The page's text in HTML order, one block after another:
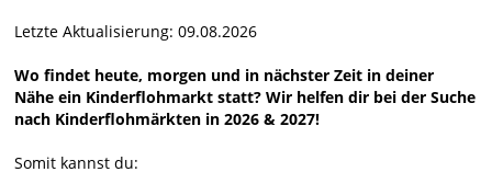
Letzte Aktualisierung: 09.08.2026
Wo findet heute, morgen und in nächster Zeit in deiner
Nähe ein Kinderflohmarkt statt? Wir helfen dir bei der Suche
nach Kinderflohmärkten in 2026 & 2027!
Somit kannst du: